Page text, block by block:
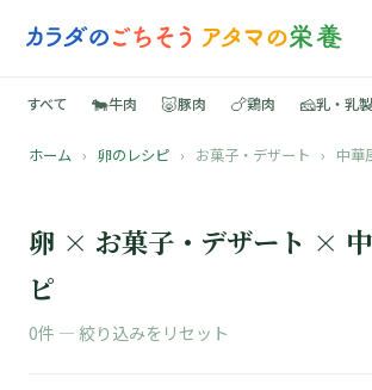
📚
すべて 🐄牛肉 🐷豚肉 🍗鶏肉 🧀乳・乳
ホーム › 卵のレシピ › お菓子・デザート › 中華
卵 × お菓子・デザート ×
ピ
0件 — 絞り込みをリセット